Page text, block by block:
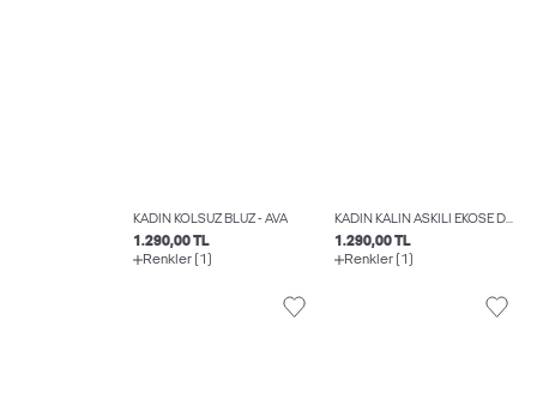
KADIN KOLSUZ BLUZ - AVA
1.290,00 TL
Renkler (1)
KADIN KALIN ASKILI EKOSE DESENLI BLUZ - PETRA
1.290,00 TL
Renkler (1)